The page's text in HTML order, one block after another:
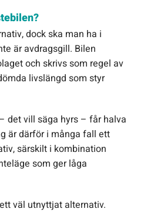
dock ska man ha i
är avdragsgill. Bilen
och skrivs som regel av
livslängd som styr
det vill säga hyrs – får halva
är därför i många fall ett
särskilt i kombination
som ger låga
väl utnyttjat alternativ.